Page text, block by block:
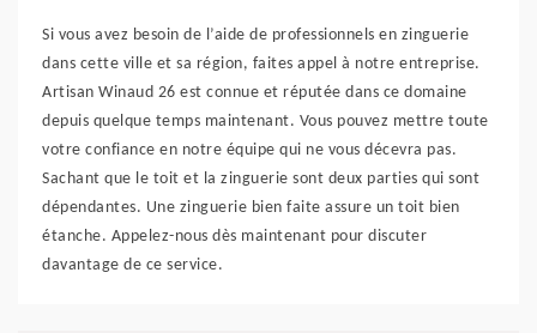
Si vous avez besoin de l’aide de professionnels en zinguerie
dans cette ville et sa région, faites appel à notre entreprise.
Artisan Winaud 26 est connue et réputée dans ce domaine
depuis quelque temps maintenant. Vous pouvez mettre toute
votre confiance en notre équipe qui ne vous décevra pas.
Sachant que le toit et la zinguerie sont deux parties qui sont
dépendantes. Une zinguerie bien faite assure un toit bien
étanche. Appelez-nous dès maintenant pour discuter
davantage de ce service.